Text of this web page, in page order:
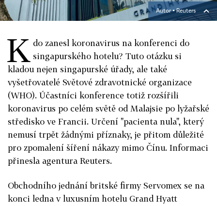
Autor ▪Reuters
K do zanesl koronavirus na konferenci do
singapurského hotelu? Tuto otázku si
kladou nejen singapurské úřady, ale také
vyšetřovatelé Světové zdravotnické organizace
(WHO). Účastníci konference totiž rozšířili
koronavirus po celém světě od Malajsie po lyžařské
středisko ve Francii. Určení "pacienta nula", který
nemusí trpět žádnými příznaky, je přitom důležité
pro zpomalení šíření nákazy mimo Čínu. Informaci
přinesla agentura Reuters.
Obchodního jednání britské firmy Servomex se na
konci ledna v luxusním hotelu Grand Hyatt